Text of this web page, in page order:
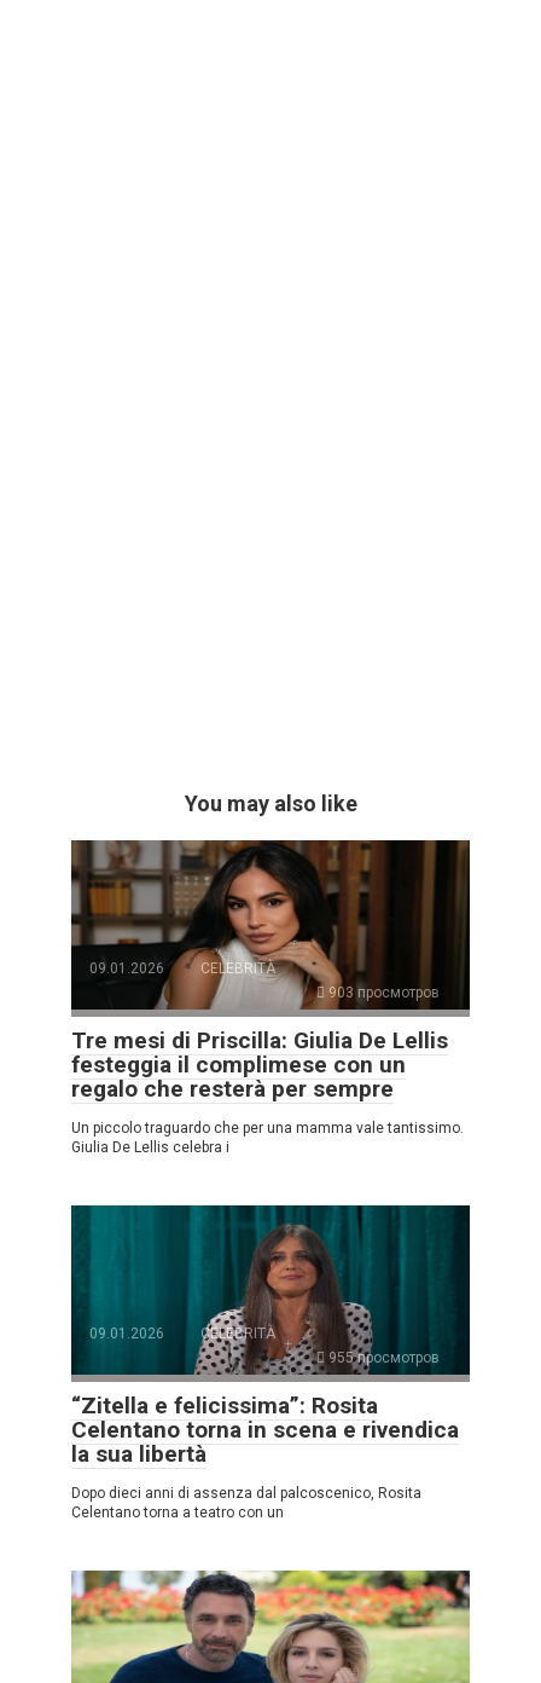
You may also like
09.01.2026
CELEBRITÀ
903 просмотров
Tre mesi di Priscilla: Giulia De Lellis
festeggia il complimese con un
regalo che resterà per sempre
Un piccolo traguardo che per una mamma vale tantissimo.
Giulia De Lellis celebra i
09.01.2026
CELEBRITÀ
955 просмотров
“Zitella e felicissima”: Rosita
Celentano torna in scena e rivendica
la sua libertà
Dopo dieci anni di assenza dal palcoscenico, Rosita
Celentano torna a teatro con un